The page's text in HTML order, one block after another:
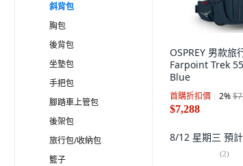
斜背包
胸包
後背包
坐墊包
手把包
腳踏車上管包
後架包
旅行包/收納包
籃子
OSPREY 男款旅
Farpoint Trek
Blue
首購折扣價 2%
$7,288
8/12 星期三 預
(2)